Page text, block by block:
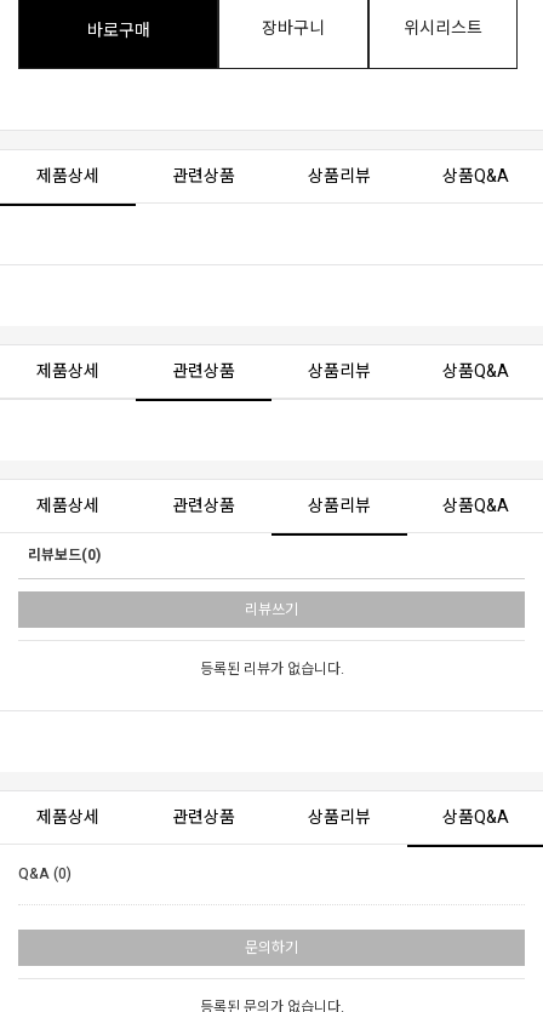
바로구매 장바구니 위시리스트
제품상세 관련상품 상품리뷰 상품Q&A
제품상세 관련상품 상품리뷰 상품Q&A
제품상세 관련상품 상품리뷰 상품Q&A
리뷰보드(0)
리뷰쓰기
등록된 리뷰가 없습니다.
제품상세 관련상품 상품리뷰 상품Q&A
Q&A (0)
문의하기
등록된 문의가 없습니다.